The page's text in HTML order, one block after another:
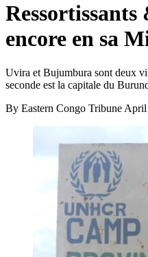
encore en sa
Uvira et Bujumbura sont deux
seconde est la capitale du
By Eastern Congo Tribune April